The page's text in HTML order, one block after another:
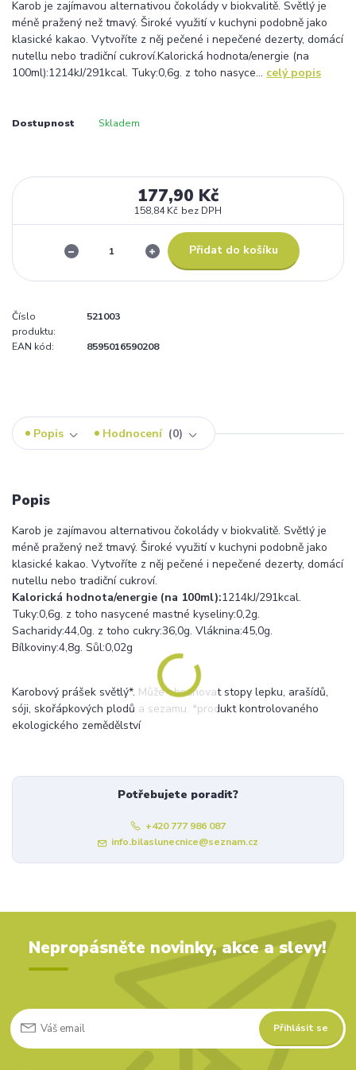
Karob je zajímavou alternativou čokolády v biokvalitě. Světlý je
méně pražený než tmavý. Široké využití v kuchyni podobně jako
klasické kakao. Vytvoříte z něj pečené i nepečené dezerty, domácí
nutellu nebo tradiční cukroví.Kalorická hodnota/energie (na
100ml):1214kJ/291kcal. Tuky:0,6g. z toho nasyce... celý popis
Dostupnost Skladem
177,90 Kč
158,84 Kč bez DPH
Přidat do košíku
Číslo
produktu:
521003
EAN kód: 8595016590208
Popis Hodnocení 0
Popis
Karob je zajímavou alternativou čokolády v biokvalitě. Světlý je
méně pražený než tmavý. Široké využití v kuchyni podobně jako
klasické kakao. Vytvoříte z něj pečené i nepečené dezerty, domácí
nutellu nebo tradiční cukroví.
Kalorická hodnota/energie (na 100ml):1214kJ/291kcal.
Tuky:0,6g. z toho nasycené mastné kyseliny:0,2g.
Sacharidy:44,0g. z toho cukry:36,0g. Vláknina:45,0g.
Bílkoviny:4,8g. Sůl:0,02g
Karobový prášek světlý*. Může obsahovat stopy lepku, arašídů,
sóji, skořápkových plodů a sezamu. *produkt kontrolovaného
ekologického zemědělství
Potřebujete poradit?
+420 777 986 087
info.bilaslunecnice@seznam.cz
Nepropásněte novinky, akce a slevy!
Přihlásit se